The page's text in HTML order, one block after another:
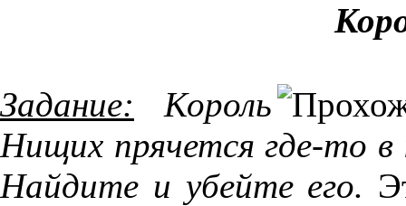
Задание: Король
Нищих прячется где-то в
Найдите и убейте его.